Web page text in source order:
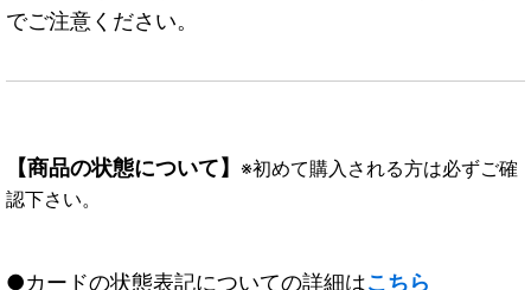
でご注意ください。
【商品の状態について】 ※初めて購入される方は必ずご確
認下さい。
●カードの状態表記についての詳細はこちら